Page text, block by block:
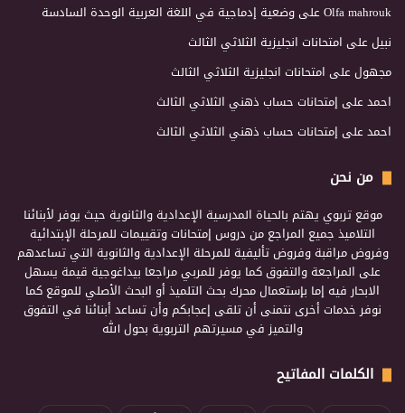
Olfa mahroukعلى وضعية إدماجية في اللغة العربية الوحدة السادسة
نبيلعلى امتحانات انجليزية الثلاثي الثالث
مجهولعلى امتحانات انجليزية الثلاثي الثالث
احمدعلى إمتحانات حساب ذهني الثلاثي الثالث
احمدعلى إمتحانات حساب ذهني الثلاثي الثالث
من نحن
موقع تربوي يهتم بالحياة المدرسية الإعدادية والثانوية حيث يوفر لأبنائنا
التلاميذ جميع المراجع من دروس إمتحانات وتقييمات للمرحلة الإبتدائية
وفروض مراقبة وفروض تأليفية للمرحلة الإعدادية والثانوية التي تساعدهم
على المراجعة والتفوق كما يوفر للمربي مراجعا بيداغوجية قيمة يسهل
الابحار فيه إما بإستعمال محرك بحث التلميذ أو البحث الأصلي للموقع كما
نوفر خدمات أخرى نتمنى أن تلقى إعجابكم وأن تساعد أبنائنا في التفوق
والتميز في مسيرتهم التربوية بحول الله
الكلمات المفاتيح